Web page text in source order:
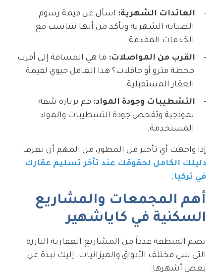
العائدات الشهرية: اسأل عن قيمة رسوم
الصيانة الشهرية وتأكد من أنها تتناسب مع
الخدمات المقدمة.
القرب من المواصلات: ما هي المسافة إلى أقرب
محطة مترو أو حافلات؟ هذا العامل حيوي لقيمة
العقار المستقبلية.
التشطيبات وجودة المواد: قم بزيارة شقة
نموذجية وتفحص جودة التشطيبات والمواد
المستخدمة.
إذا واجهت أي تأخير من المطور، من المهم أن تعرف
دليلك الكامل لحقوقك عند تأخر تسليم عقارك
في تركيا .
أهم المجمعات والمشاريع
السكنية في كاياشهير
تضم المنطقة عدداً من المشاريع العقارية البارزة
التي تلبي مختلف الأذواق والميزانيات. إليك نبذة عن
بعض أشهرها: